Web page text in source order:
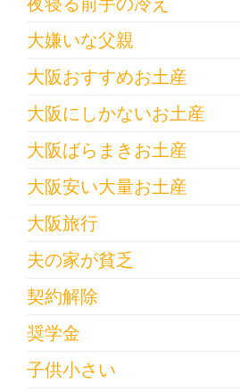
大嫌いな父親
大阪おすすめお土産
大阪にしかないお土産
大阪ばらまきお土産
大阪安い大量お土産
大阪旅行
夫の家が貧乏
契約解除
奨学金
子供小さい